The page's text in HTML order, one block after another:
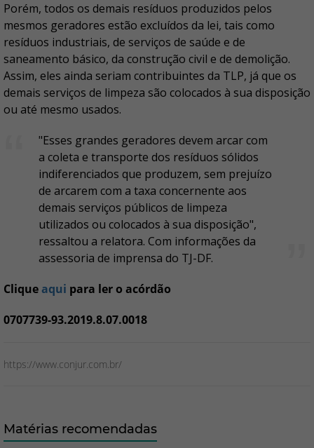
Porém, todos os demais resíduos produzidos pelos
mesmos geradores estão excluídos da lei, tais como
resíduos industriais, de serviços de saúde e de
saneamento básico, da construção civil e de demolição.
Assim, eles ainda seriam contribuintes da TLP, já que os
demais serviços de limpeza são colocados à sua disposição
ou até mesmo usados.
"Esses grandes geradores devem arcar com
a coleta e transporte dos resíduos sólidos
indiferenciados que produzem, sem prejuízo
de arcarem com a taxa concernente aos
demais serviços públicos de limpeza
utilizados ou colocados à sua disposição",
ressaltou a relatora. Com informações da
assessoria de imprensa do TJ-DF.
Clique aqui para ler o acórdão
0707739-93.2019.8.07.0018
https://www.conjur.com.br/
Matérias recomendadas